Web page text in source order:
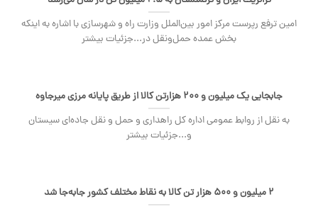
امین ترفع رپرست مرکز امور بین‌الملل وزارت راه و شهرسازی با اشاره به اینکه
بخش عمده حمل‌ونقل در...جزئیات بیشتر
جابجایی یک میلیون و ۲۰۰ هزارتن کالا از طریق پایانه مرزی میرجاوه
به نقل از روابط عمومی اداره کل راهداری و حمل و نقل جاده‌ای سیستان
و...جزئیات بیشتر
۲ میلیون و ۵۰۰ هزار تن کالا به نقاط مختلف کشور جابه‌جا شد